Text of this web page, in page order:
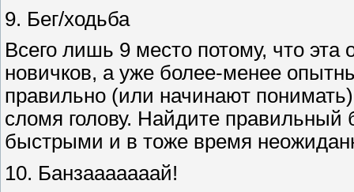
9. Бег/ходьба
Всего лишь 9 место потому, что эта
новичков, а уже более-менее
правильно (или начинают
сломя голову. Найдите правильный
быстрыми и в тоже время
10. Банзааааааай!